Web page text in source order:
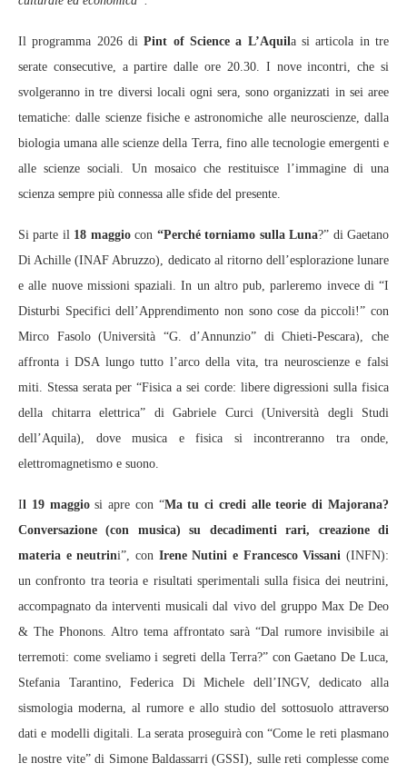
Il programma 2026 di Pint of Science a L’Aquila si articola in tre
serate consecutive, a partire dalle ore 20.30. I nove incontri, che si
svolgeranno in tre diversi locali ogni sera, sono organizzati in sei aree
tematiche: dalle scienze fisiche e astronomiche alle neuroscienze, dalla
biologia umana alle scienze della Terra, fino alle tecnologie emergenti e
alle scienze sociali. Un mosaico che restituisce l’immagine di una
scienza sempre più connessa alle sfide del presente.
Si parte il18 maggiocon “Perché torniamo sulla Luna?” di Gaetano
Di Achille (INAF Abruzzo), dedicato al ritorno dell’esplorazione lunare
e alle nuove missioni spaziali. In un altro pub, parleremo invece di “I
Disturbi Specifici dell’Apprendimento non sono cose da piccoli!” con
Mirco Fasolo (Università “G. d’Annunzio” di Chieti-Pescara), che
affronta i DSA lungo tutto l’arco della vita, tra neuroscienze e falsi
miti. Stessa serata per “Fisica a sei corde: libere digressioni sulla fisica
della chitarra elettrica” di Gabriele Curci (Università degli Studi
dell’Aquila), dove musica e fisica si incontreranno tra onde,
elettromagnetismo e suono.
Il 19 maggiosi apre con “Ma tu ci credi alle teorie di Majorana?
Conversazione (con musica) su decadimenti rari, creazione di
materia e neutrini”, con Irene Nutini e Francesco Vissani (INFN):
un confronto tra teoria e risultati sperimentali sulla fisica dei neutrini,
accompagnato da interventi musicali dal vivo del gruppo Max De Deo
& The Phonons. Altro tema affrontato sarà “Dal rumore invisibile ai
terremoti: come sveliamo i segreti della Terra?” con Gaetano De Luca,
Stefania Tarantino, Federica Di Michele dell’INGV, dedicato alla
sismologia moderna, al rumore e allo studio del sottosuolo attraverso
dati e modelli digitali. La serata proseguirà con “Come le reti plasmano
le nostre vite” di Simone Baldassarri (GSSI), sulle reti complesse come